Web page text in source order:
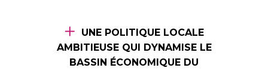
UNE POLITIQUE LOCALE
AMBITIEUSE QUI DYNAMISE LE
BASSIN ÉCONOMIQUE DU